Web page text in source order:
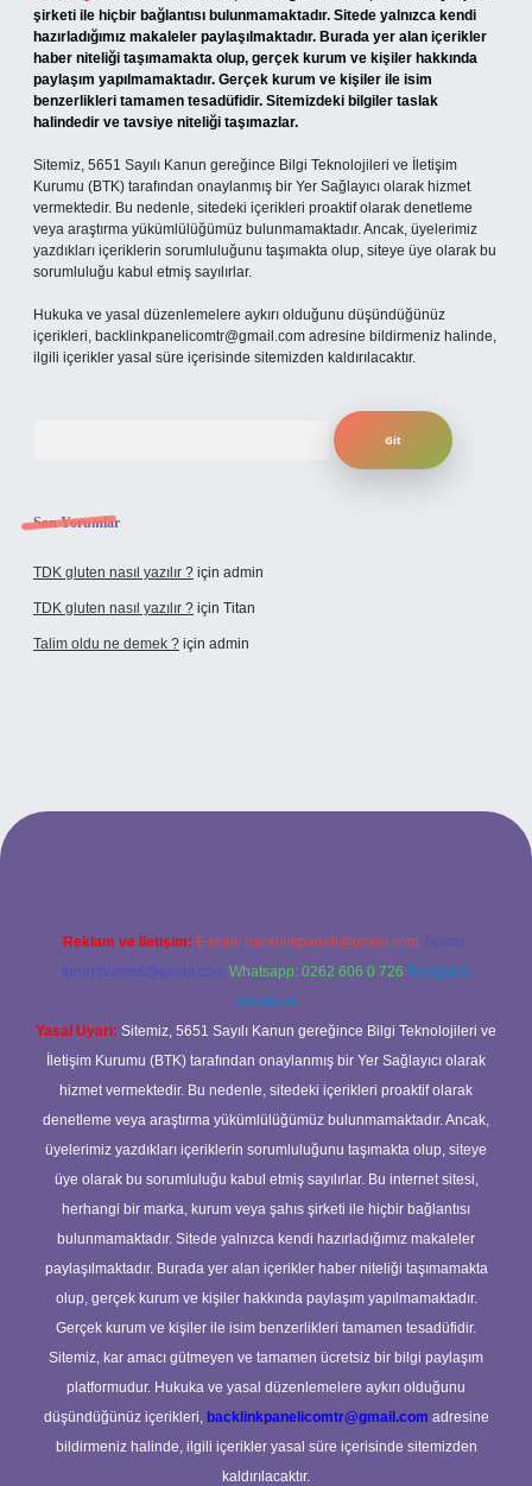
şirketi ile hiçbir bağlantısı bulunmamaktadır. Sitede yalnızca kendi
hazırladığımız makaleler paylaşılmaktadır. Burada yer alan içerikler
haber niteliği taşımamakta olup, gerçek kurum ve kişiler hakkında
paylaşım yapılmamaktadır. Gerçek kurum ve kişiler ile isim
benzerlikleri tamamen tesadüfidir. Sitemizdeki bilgiler taslak
halindedir ve tavsiye niteliği taşımazlar.
Sitemiz, 5651 Sayılı Kanun gereğince Bilgi Teknolojileri ve İletişim
Kurumu (BTK) tarafından onaylanmış bir Yer Sağlayıcı olarak hizmet
vermektedir. Bu nedenle, sitedeki içerikleri proaktif olarak denetleme
veya araştırma yükümlülüğümüz bulunmamaktadır. Ancak, üyelerimiz
yazdıkları içeriklerin sorumluluğunu taşımakta olup, siteye üye olarak bu
sorumluluğu kabul etmiş sayılırlar.
Hukuka ve yasal düzenlemelere aykırı olduğunu düşündüğünüz
içerikleri, backlinkpanelicomtr@gmail.com adresine bildirmeniz halinde,
ilgili içerikler yasal süre içerisinde sitemizden kaldırılacaktır.
Son Yorumlar
TDK gluten nasıl yazılır ? için admin
TDK gluten nasıl yazılır ? için Titan
Talim oldu ne demek ? için admin
giriş
Reklam ve İletişim: E-mail: backlinkpaneli@gmail.com Teams:
forumhizmeti@gmail.com Whatsapp: 0262 606 0 726 Telegram:
@karabul
Yasal Uyarı: Sitemiz, 5651 Sayılı Kanun gereğince Bilgi Teknolojileri ve
İletişim Kurumu (BTK) tarafından onaylanmış bir Yer Sağlayıcı olarak
hizmet vermektedir. Bu nedenle, sitedeki içerikleri proaktif olarak
denetleme veya araştırma yükümlülüğümüz bulunmamaktadır. Ancak,
üyelerimiz yazdıkları içeriklerin sorumluluğunu taşımakta olup, siteye
üye olarak bu sorumluluğu kabul etmiş sayılırlar. Bu internet sitesi,
herhangi bir marka, kurum veya şahıs şirketi ile hiçbir bağlantısı
bulunmamaktadır. Sitede yalnızca kendi hazırladığımız makaleler
paylaşılmaktadır. Burada yer alan içerikler haber niteliği taşımamakta
olup, gerçek kurum ve kişiler hakkında paylaşım yapılmamaktadır.
Gerçek kurum ve kişiler ile isim benzerlikleri tamamen tesadüfidir.
Sitemiz, kar amacı gütmeyen ve tamamen ücretsiz bir bilgi paylaşım
platformudur. Hukuka ve yasal düzenlemelere aykırı olduğunu
düşündüğünüz içerikleri, backlinkpanelicomtr@gmail.com adresine
bildirmeniz halinde, ilgili içerikler yasal süre içerisinde sitemizden
kaldırılacaktır.